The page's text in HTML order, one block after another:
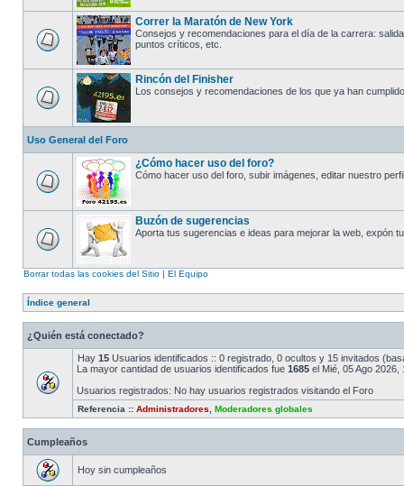
Correr la Maratón de New York
Consejos y recomendaciones para el día de la carrera:
puntos críticos, etc.
Rincón del Finisher
Los consejos y recomendaciones de los que ya han
Uso General del Foro
¿Cómo hacer uso del foro?
Cómo hacer uso del foro, subir imágenes, editar nuestro
Buzón de sugerencias
Aporta tus sugerencias e ideas para mejorar la web, expón
Borrar todas las cookies del Sitio | El Equipo
Índice general
¿Quién está conectado?
Hay 15 Usuarios identificados :: 0 registrado, 0 ocultos y 15 invitados
La mayor cantidad de usuarios identificados fue 1685 el Mié, 05 Ago 2026,
Usuarios registrados: No hay usuarios registrados visitando el Foro
Referencia :: Administradores Moderadores globales
Cumpleaños
Hoy sin cumpleaños